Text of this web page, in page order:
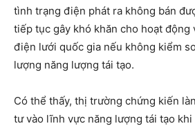
tình trạng điện phát ra không bán
tiếp tục gây khó khăn cho hoạt động
điện lưới quốc gia nếu không kiểm
lượng năng lượng tái tạo.
Có thể thấy, thị trường chứng kiến
tư vào lĩnh vực năng lượng tái tạo